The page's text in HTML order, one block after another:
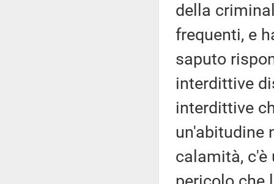
della
frequenti, e
saputo
interdittive
interdittive
un'abitudine
calamità, c'è